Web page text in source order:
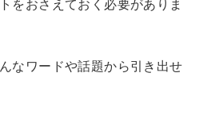
をおさえておく必要がありま
なワードや話題から引き出せ